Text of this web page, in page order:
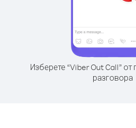
Изберете “Viber Out Call” от
разговора